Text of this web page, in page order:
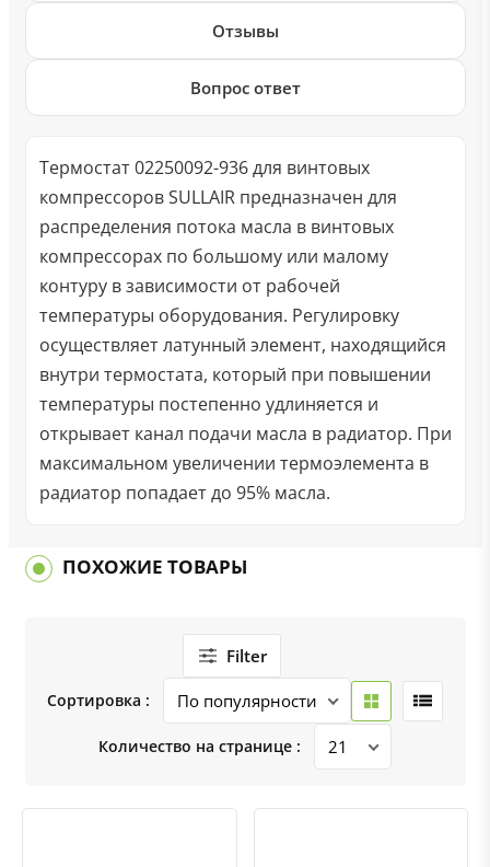
Отзывы
Вопрос ответ
Термостат 02250092-936 для винтовых
компрессоров SULLAIR предназначен для
распределения потока масла в винтовых
компрессорах по большому или малому
контуру в зависимости от рабочей
температуры оборудования. Регулировку
осуществляет латунный элемент, находящийся
внутри термостата, который при повышении
температуры постепенно удлиняется и
открывает канал подачи масла в радиатор. При
максимальном увеличении термоэлемента в
радиатор попадает до 95% масла.
ПОХОЖИЕ ТОВАРЫ
Filter
Сортировка :
Количество на странице :